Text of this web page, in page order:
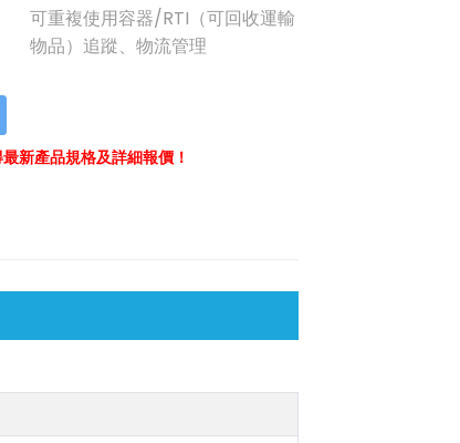
可重複使用容器/RTI（可回收運輸
物品）追蹤、物流管理
新產品規格及詳細報價！